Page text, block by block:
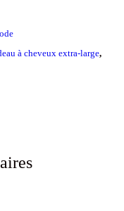
à cheveux extra-large,